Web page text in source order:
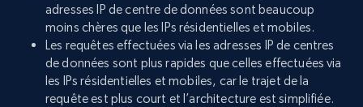
adresses IP de centre de données sont beaucoup
moins chères que les IPs résidentielles et mobiles.
Les requêtes effectuées via les adresses IP de centres
de données sont plus rapides que celles effectuées via
les IPs résidentielles et mobiles, car le trajet de la
requête est plus court et l’architecture est simplifiée.